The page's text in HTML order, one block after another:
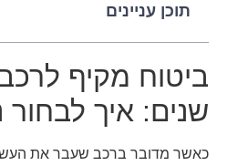
תוכן עניינים
שנים: איך לבחור
כאשר מדובר ברכב שעבר את